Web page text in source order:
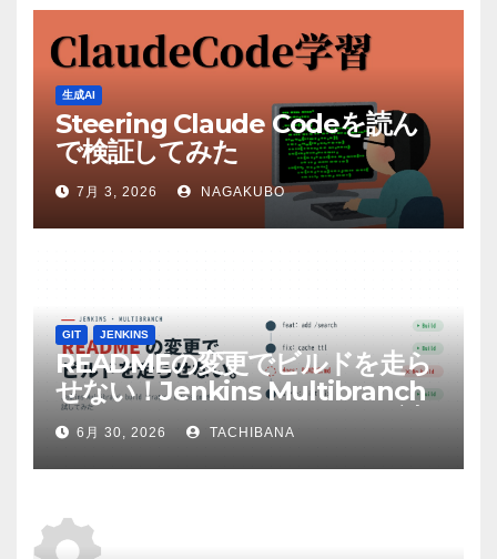
生成AI
Steering Claude Codeを読ん
で検証してみた
7月 3, 2026 NAGAKUBO
GIT JENKINS
READMEの変更でビルドを走ら
せない！Jenkins Multibranch
build strategy extensionを試
してみた
6月 30, 2026 TACHIBANA